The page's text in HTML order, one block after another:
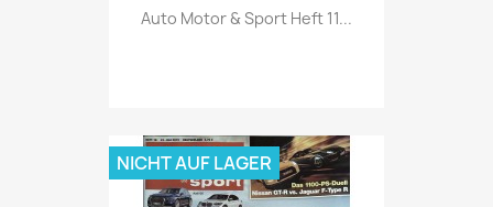
Vorschau
Auto Motor & Sport Heft 11...
NICHT AUF LAGER